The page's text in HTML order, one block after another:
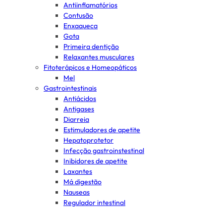
Antiinflamatórios
Contusão
Enxaqueca
Gota
Primeira dentição
Relaxantes musculares
Fitoterápicos e Homeopáticos
Mel
Gastrointestinais
Antiácidos
Antigases
Diarreia
Estimuladores de apetite
Hepatoprotetor
Infecção gastroinstestinal
Inibidores de apetite
Laxantes
Má digestão
Nauseas
Regulador intestinal